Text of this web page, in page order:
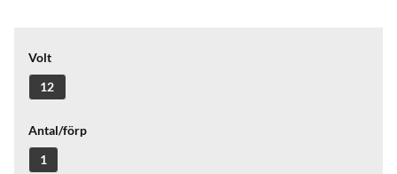
Volt
12
Antal/förp
1